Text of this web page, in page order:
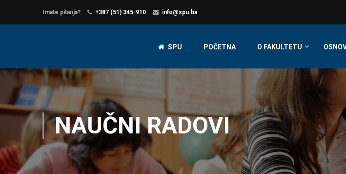
Imate pitanja? +387 (51) 345-910 info@spu.ba
SPU POČETNA O FAKULTETU
NAUČNI RADOVI